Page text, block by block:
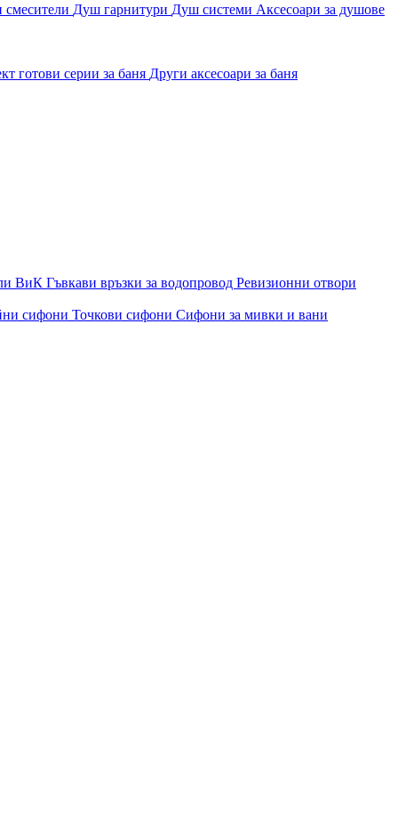
смесители Душ гарнитури Душ системи Аксесоари за душове
готови серии за баня Други аксесоари за баня
ВиК Гъвкави връзки за водопровод Ревизионни отвори
сифони Точкови сифони Сифони за мивки и вани